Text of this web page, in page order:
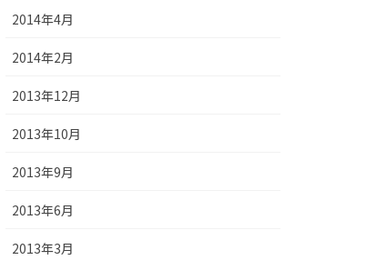
2014年4月
2014年2月
2013年12月
2013年10月
2013年9月
2013年6月
2013年3月